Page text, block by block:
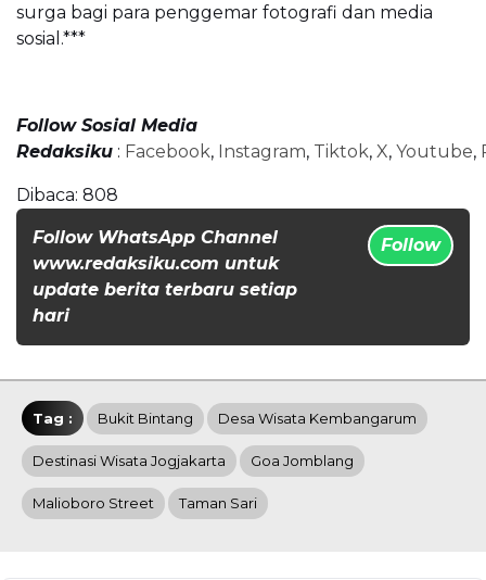
surga bagi para penggemar fotografi dan media
sosial.***
Follow Sosial Media
Redaksiku : Facebook, Instagram, Tiktok, X, Youtube,
Dibaca: 808
Follow WhatsApp Channel
www.redaksiku.com untuk
update berita terbaru setiap
hari
Follow
Tag : Bukit Bintang Desa Wisata Kembangarum
Destinasi Wisata Jogjakarta Goa Jomblang
Malioboro Street Taman Sari